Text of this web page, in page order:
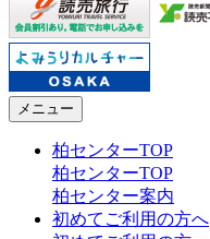
メニュー
柏センターTOP
柏センターTOP
柏センター案内
初めてご利用の方へ